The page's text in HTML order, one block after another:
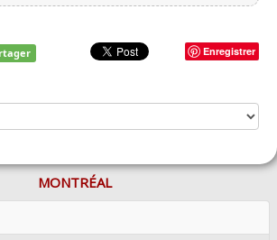
Enregistrer
MONTRÉAL